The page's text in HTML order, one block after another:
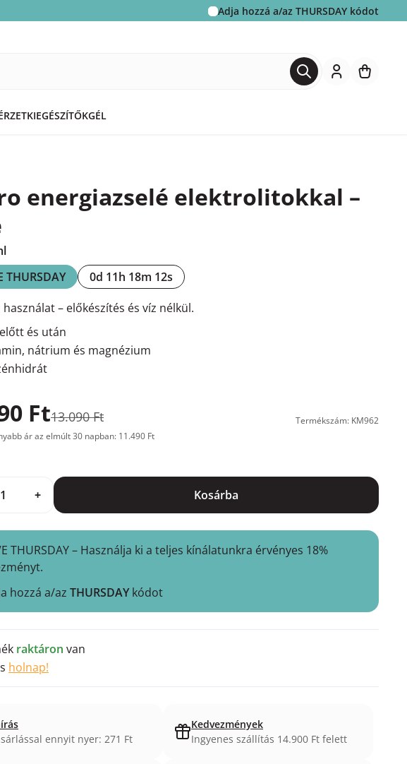
Adja hozzá a/az THURSDAY kódot
KIEGÉSZÍTŐKGÉL
energiazselé elektrolitokkal –
THURSDAY
0d 11h 18m 11s
használat – előkészítés és víz nélkül.
és után
nátrium és magnézium
Ft13.090 Ft
Termékszám: KM962
ár az elmúlt 30 napban: 11.490 Ft
+ Kosárba
THURSDAY – Használja ki a teljes kínálatunkra érvényes 18%
hozzá a/az THURSDAYkódot
raktáron van
holnap!
ennyit nyer: 271 Ft
Kedvezmények
Ingyenes szállítás 14.900 Ft felett